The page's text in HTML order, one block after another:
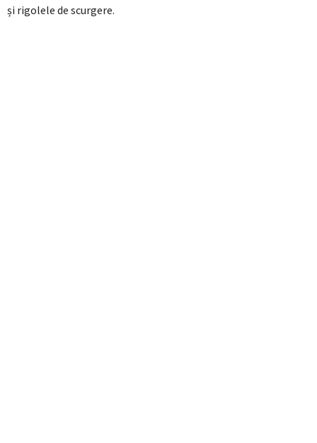
și rigolele de scurgere.